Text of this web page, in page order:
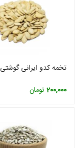
تخمه کدو ایرانی گوشتی
200,000 تومان